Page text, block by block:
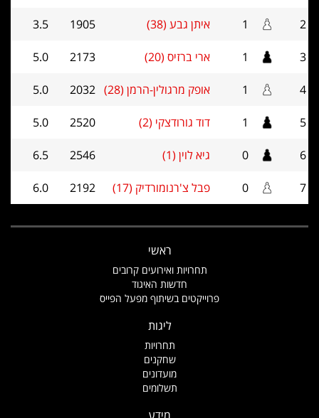
2
1 איתן גבע (38) 1905
3.5
3
1 ארי ברזיס (20) 2173
5.0
4
1 אופק מרגולין-הרמן (28) 2032
5.0
5
1 דוד גורודצקי (2) 2520
5.0
6
0 גיא לוין (1) 2546
6.5
7
0 פבל צ'רנומורדיק (17) 2192
6.0
ראשי
תחרויות ואירועים קרובים
חדשות האיגוד
פרוייקטים בשיתוף מפעל הפייס
ליגות
תחרויות
שחקנים
מועדונים
תשלומים